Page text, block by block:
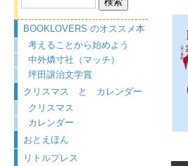
BOOKLOVERS のオススメ本
考えることから始めよう
中外燐寸社（マッチ）
坪田譲治文学賞
クリスマス と カレンダー
クリスマス
カレンダー
おとえほん
リトルプレス